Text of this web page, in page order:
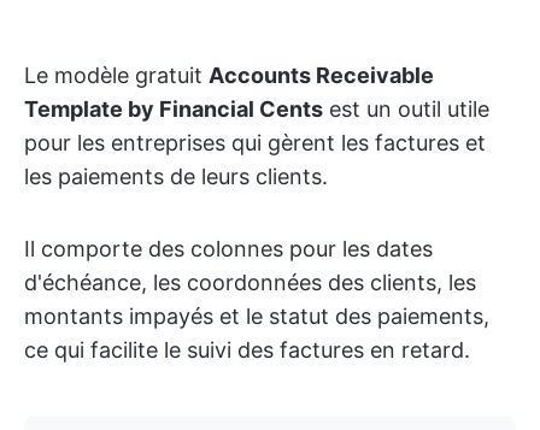
Le modèle gratuit Accounts Receivable
Template by Financial Cents est un outil utile
pour les entreprises qui gèrent les factures et
les paiements de leurs clients.
Il comporte des colonnes pour les dates
d'échéance, les coordonnées des clients, les
montants impayés et le statut des paiements,
ce qui facilite le suivi des factures en retard.